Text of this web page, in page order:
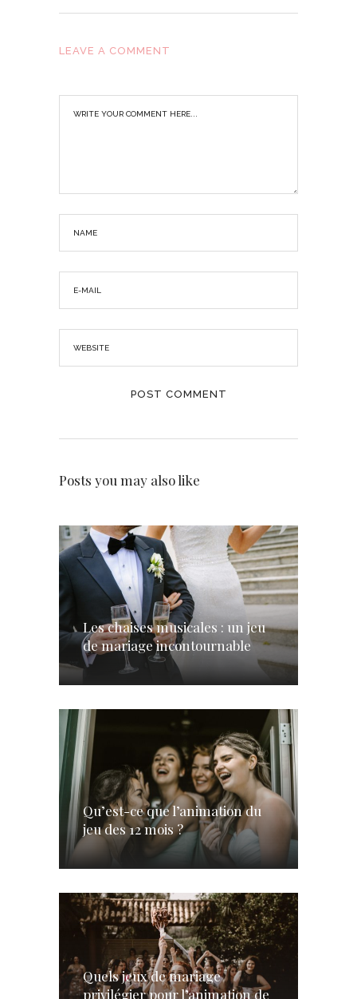
LEAVE A COMMENT
Posts you may also like
Les chaises musicales : un jeu
de mariage incontournable
Qu’est-ce que l’animation du
jeu des 12 mois ?
Quels jeux de mariage
privilégier pour l’animation de